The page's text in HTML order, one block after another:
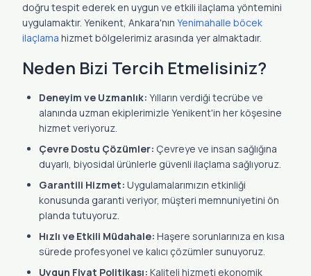
doğru tespit ederek en uygun ve etkili ilaçlama yöntemini
uygulamaktır. Yenikent, Ankara'nın Yenimahalle böcek
ilaçlama hizmet bölgelerimiz arasında yer almaktadır.
Neden Bizi Tercih Etmelisiniz?
Deneyim ve Uzmanlık: Yılların verdiği tecrübe ve
alanında uzman ekiplerimizle Yenikent'in her köşesine
hizmet veriyoruz.
Çevre Dostu Çözümler: Çevreye ve insan sağlığına
duyarlı, biyosidal ürünlerle güvenli ilaçlama sağlıyoruz.
Garantili Hizmet: Uygulamalarımızın etkinliği
konusunda garanti veriyor, müşteri memnuniyetini ön
planda tutuyoruz.
Hızlı ve Etkili Müdahale: Haşere sorunlarınıza en kısa
sürede profesyonel ve kalıcı çözümler sunuyoruz.
Uygun Fiyat Politikası: Kaliteli hizmeti ekonomik